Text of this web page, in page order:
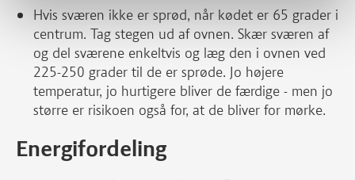
Hvis sværen ikke er sprød, når kødet er 65 grader i
centrum. Tag stegen ud af ovnen. Skær sværen af
og del sværene enkeltvis og læg den i ovnen ved
225-250 grader til de er sprøde. Jo højere
temperatur, jo hurtigere bliver de færdige - men jo
større er risikoen også for, at de bliver for mørke.
Energifordeling